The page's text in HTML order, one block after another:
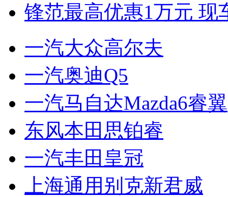
锋范最高优惠1万元 现
一汽大众高尔夫
一汽奥迪Q5
一汽马自达Mazda6睿翼
东风本田思铂睿
一汽丰田皇冠
上海通用别克新君威